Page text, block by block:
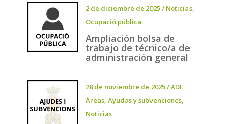
2 de diciembre de 2025/ Noticias,
Ocupació pública
Ampliación bolsa de
trabajo de técnico/a de
administración general
28 de noviembre de 2025/ADL,
Áreas, Ayudas y subvenciones,
Noticias